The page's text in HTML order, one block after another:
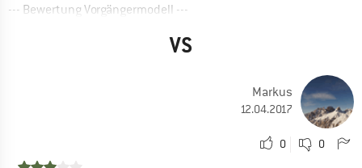
--- Bewertung Vorgängermodell ---
VS
Markus
12.04.2017
0 0